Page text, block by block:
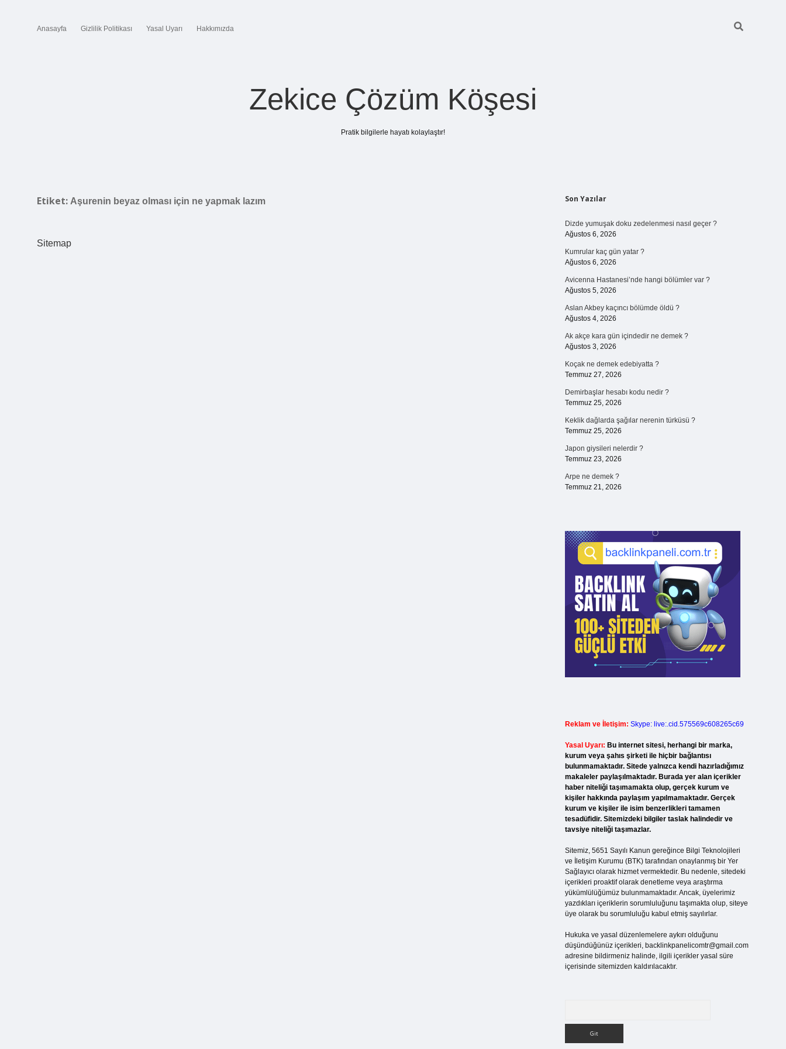
Anasayfa Gizlilik Politikası Yasal Uyarı Hakkımızda
Zekice Çözüm Köşesi
Pratik bilgilerle hayatı kolaylaştır!
Etiket: Aşurenin beyaz olması için ne yapmak lazım
Sitemap
Sidebar
Son Yazılar
Dizde yumuşak doku zedelenmesi nasıl geçer ?
Ağustos 6, 2026
Kumrular kaç gün yatar ?
Ağustos 6, 2026
Avicenna Hastanesi’nde hangi bölümler var ?
Ağustos 5, 2026
Aslan Akbey kaçıncı bölümde öldü ?
Ağustos 4, 2026
Ak akçe kara gün içindedir ne demek ?
Ağustos 3, 2026
Koçak ne demek edebiyatta ?
Temmuz 27, 2026
Demirbaşlar hesabı kodu nedir ?
Temmuz 25, 2026
Keklik dağlarda şağılar nerenin türküsü ?
Temmuz 25, 2026
Japon giysileri nelerdir ?
Temmuz 23, 2026
Arpe ne demek ?
Temmuz 21, 2026
Reklam ve İletişim: Skype: live:.cid.575569c608265c69
Yasal Uyarı: Bu internet sitesi, herhangi bir marka,
kurum veya şahıs şirketi ile hiçbir bağlantısı
bulunmamaktadır. Sitede yalnızca kendi hazırladığımız
makaleler paylaşılmaktadır. Burada yer alan içerikler
haber niteliği taşımamakta olup, gerçek kurum ve
kişiler hakkında paylaşım yapılmamaktadır. Gerçek
kurum ve kişiler ile isim benzerlikleri tamamen
tesadüfidir. Sitemizdeki bilgiler taslak halindedir ve
tavsiye niteliği taşımazlar.
Sitemiz, 5651 Sayılı Kanun gereğince Bilgi Teknolojileri
ve İletişim Kurumu (BTK) tarafından onaylanmış bir Yer
Sağlayıcı olarak hizmet vermektedir. Bu nedenle, sitedeki
içerikleri proaktif olarak denetleme veya araştırma
yükümlülüğümüz bulunmamaktadır. Ancak, üyelerimiz
yazdıkları içeriklerin sorumluluğunu taşımakta olup, siteye
üye olarak bu sorumluluğu kabul etmiş sayılırlar.
Hukuka ve yasal düzenlemelere aykırı olduğunu
düşündüğünüz içerikleri, backlinkpanelicomtr@gmail.com
adresine bildirmeniz halinde, ilgili içerikler yasal süre
içerisinde sitemizden kaldırılacaktır.